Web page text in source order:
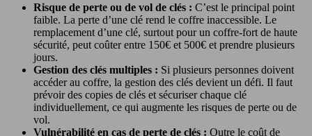
Risque de perte ou de vol de clés : C’est le principal point
faible. La perte d’une clé rend le coffre inaccessible. Le
remplacement d’une clé, surtout pour un coffre-fort de haute
sécurité, peut coûter entre 150€ et 500€ et prendre plusieurs
jours.
Gestion des clés multiples : Si plusieurs personnes doivent
accéder au coffre, la gestion des clés devient un défi. Il faut
prévoir des copies de clés et sécuriser chaque clé
individuellement, ce qui augmente les risques de perte ou de
vol.
Vulnérabilité en cas de perte de clés : Outre le coût de